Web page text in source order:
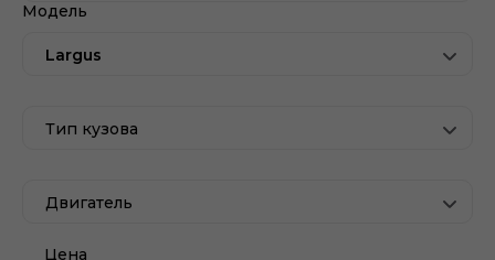
Модель
Largus
Тип кузова
Двигатель
Цена